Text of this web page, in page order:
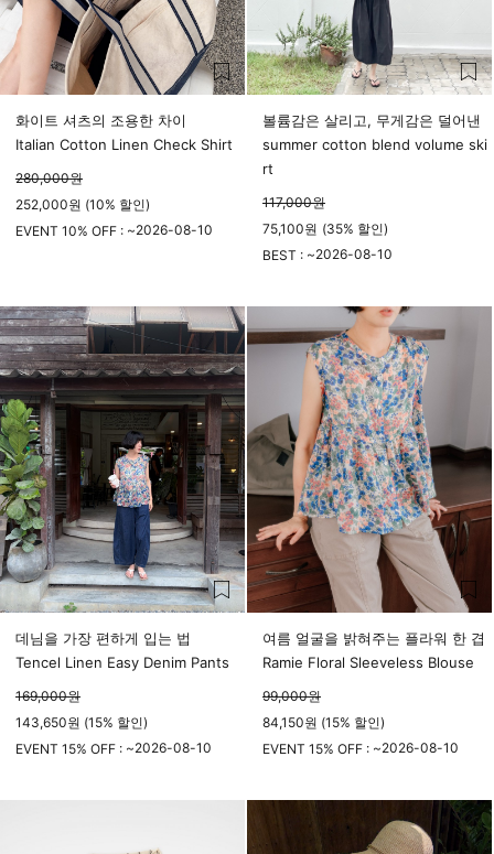
화이트 셔츠의 조용한 차이
Italian Cotton Linen Check Shirt
280,000원
252,000원 (10% 할인)
EVENT 10% OFF : ~2026-08-10
볼륨감은 살리고, 무게감은 덜어낸
summer cotton blend volume ski
rt
117,000원
75,100원 (35% 할인)
BEST : ~2026-08-10
데님을 가장 편하게 입는 법
Tencel Linen Easy Denim Pants
169,000원
143,650원 (15% 할인)
EVENT 15% OFF : ~2026-08-10
여름 얼굴을 밝혀주는 플라워 한 겹
Ramie Floral Sleeveless Blouse
99,000원
84,150원 (15% 할인)
EVENT 15% OFF : ~2026-08-10